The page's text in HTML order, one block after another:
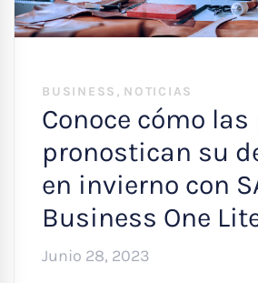
BUSINESS , NOTICIAS
Conoce cómo las
pronostican su
en invierno con
Business One
Junio 28, 2023